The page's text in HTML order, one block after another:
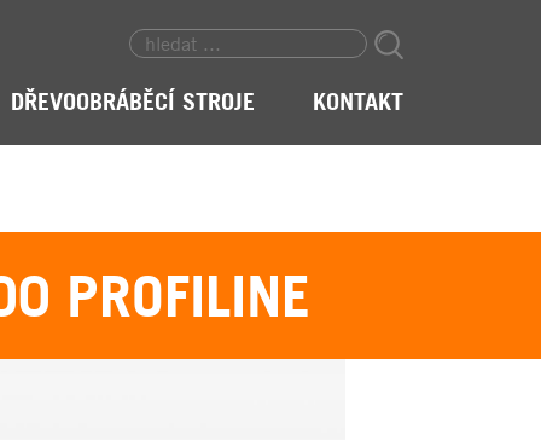
DŘEVOOBRÁBĚCÍ STROJE KONTAKT
PROFILINE